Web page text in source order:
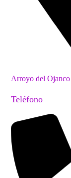
Arroyo del Ojanco
Teléfono